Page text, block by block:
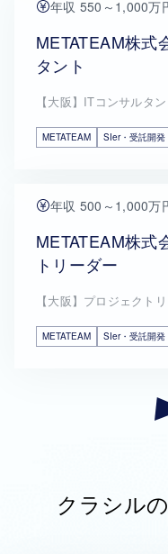
年収 550～1,000万
METATEAM株式
タント
【大阪】ITコンサルタン
METATEAM SIer・受託開発
年収 500～1,000万
METATEAM株式
トリーダー
【大阪】プロジェクト
METATEAM SIer・受託開発
クラシル